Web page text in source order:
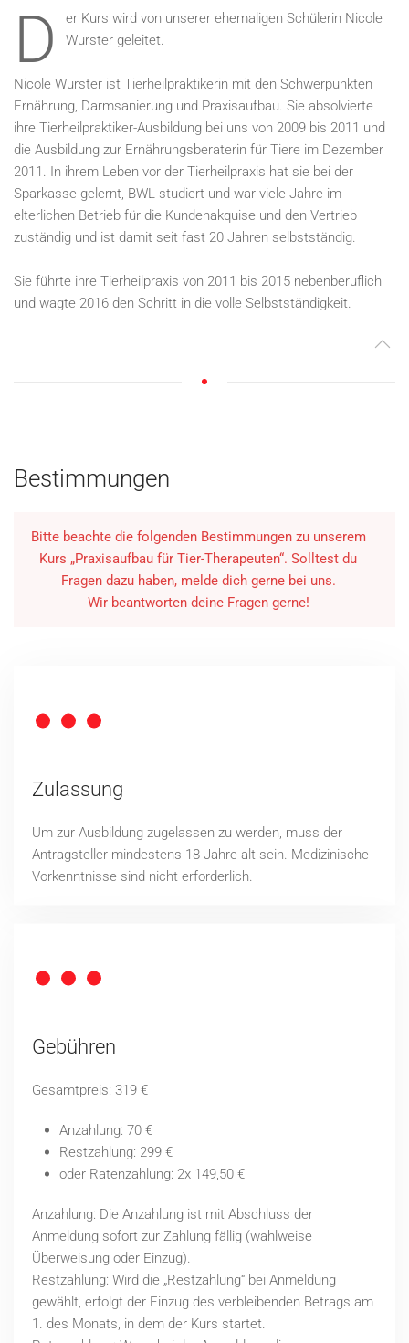
D
er Kurs wird von unserer ehemaligen Schülerin Nicole
Wurster geleitet.
Nicole Wurster ist Tierheilpraktikerin mit den Schwerpunkten
Ernährung, Darmsanierung und Praxisaufbau. Sie absolvierte
ihre Tierheilpraktiker-Ausbildung bei uns von 2009 bis 2011 und
die Ausbildung zur Ernährungsberaterin für Tiere im Dezember
2011. In ihrem Leben vor der Tierheilpraxis hat sie bei der
Sparkasse gelernt, BWL studiert und war viele Jahre im
elterlichen Betrieb für die Kundenakquise und den Vertrieb
zuständig und ist damit seit fast 20 Jahren selbstständig.
Sie führte ihre Tierheilpraxis von 2011 bis 2015 nebenberuflich
und wagte 2016 den Schritt in die volle Selbstständigkeit.
Bestimmungen
Bitte beachte die folgenden Bestimmungen zu unserem
Kurs „Praxisaufbau für Tier-Therapeuten“. Solltest du
Fragen dazu haben, melde dich gerne bei uns.
Wir beantworten deine Fragen gerne!
Zulassung
Um zur Ausbildung zugelassen zu werden, muss der
Antragsteller mindestens 18 Jahre alt sein. Medizinische
Vorkenntnisse sind nicht erforderlich.
Gebühren
Gesamtpreis: 319 €
Anzahlung: 70 €
Restzahlung: 299 €
oder Ratenzahlung: 2x 149,50 €
Anzahlung: Die Anzahlung ist mit Abschluss der
Anmeldung sofort zur Zahlung fällig (wahlweise
Überweisung oder Einzug).
Restzahlung: Wird die „Restzahlung“ bei Anmeldung
gewählt, erfolgt der Einzug des verbleibenden Betrags am
1. des Monats, in dem der Kurs startet.